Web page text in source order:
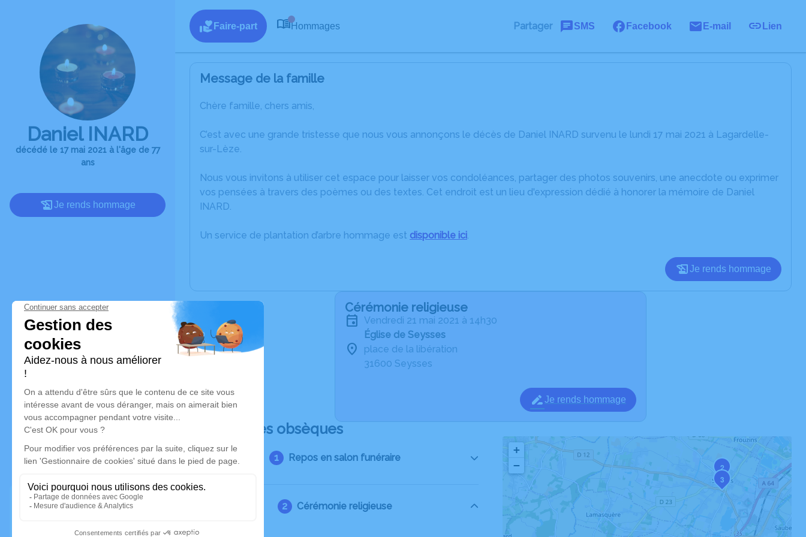
Daniel INARD
décédé le 17 mai 2021 à l'âge de 77
ans
Je rends hommage
Faire-part Hommages Partager SMS Facebook E-mail Lien
Message de la famille
Chère famille, chers amis,
C’est avec une grande tristesse que nous vous annonçons le décès de Daniel INARD survenu le lundi 17 mai 2021 à Lagardelle-
sur-Lèze.
Nous vous invitons à utiliser cet espace pour laisser vos condoléances, partager des photos souvenirs, une anecdote ou exprimer
vos pensées à travers des poèmes ou des textes. Cet endroit est un lieu d'expression dédié à honorer la mémoire de Daniel
INARD.
Un service de plantation d’arbre hommage est disponible ici.
Je rends hommage
Cérémonie religieuse
vendredi 21 mai 2021 à 14h30
Église de Seysses
place de la libération
31600 Seysses
Je rends hommage
Déroulé des obsèques
Repos en salon funéraire
Cérémonie religieuse
2
3
+
−